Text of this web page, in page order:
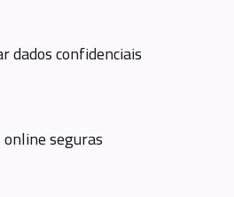
dados confidenciais
seguras